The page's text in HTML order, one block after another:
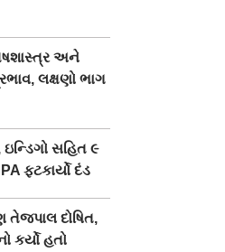
અને
લક્ષણો ભાગ
સહિત ૯
ફટકાર્યો દંડ
તેજપાલ દોષિત,
કર્યો હતો